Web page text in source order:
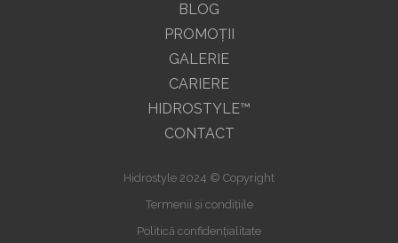
BLOG
PROMOŢII
GALERIE
CARIERE
HIDROSTYLE™
CONTACT
Hidrostyle 2024 © Copyright
Termenii și condițiile
Politică confidențialitate